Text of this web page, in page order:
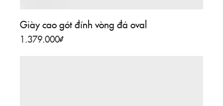
Giày cao gót đính vòng đá oval
1.379.000₫